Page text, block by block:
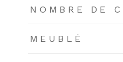
NOMBRE DE
MEUBLÉ